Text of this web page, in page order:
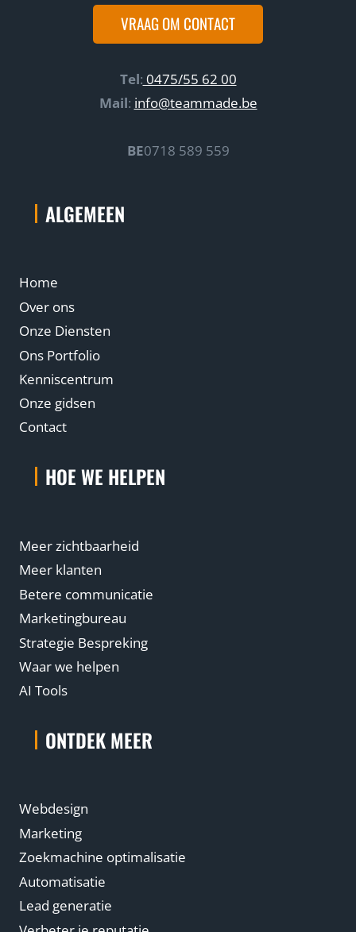
VRAAG OM CONTACT
Tel: 0475/55 62 00
Mail: info@teammade.be
BE0718 589 559
ALGEMEEN
Home
Over ons
Onze Diensten
Ons Portfolio
Kenniscentrum
Onze gidsen
Contact
HOE WE HELPEN
Meer zichtbaarheid
Meer klanten
Betere communicatie
Marketingbureau
Strategie Bespreking
Waar we helpen
AI Tools
ONTDEK MEER
Webdesign
Marketing
Zoekmachine optimalisatie
Automatisatie
Lead generatie